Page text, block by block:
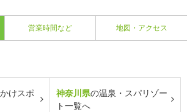
営業時間など 地図・アクセス
けスポ
神奈川県の温泉・スパリゾー
ト一覧へ